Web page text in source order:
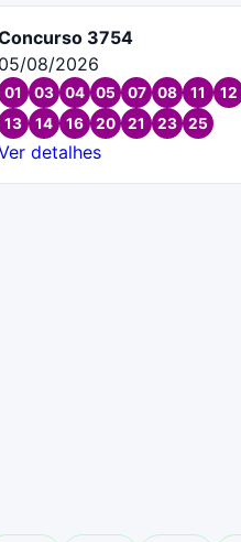
3754
05/08/2026
01 03 04 05 07 08 11
12
13
14 16 20 21 23 25
detalhes